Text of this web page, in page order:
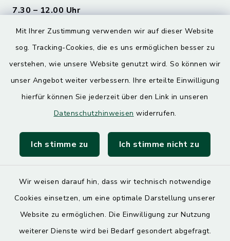
Mit Ihrer Zustimmung verwenden wir auf dieser Website
sog. Tracking-Cookies, die es uns ermöglichen besser zu
verstehen, wie unsere Website genutzt wird. So können wir
unser Angebot weiter verbessern. Ihre erteilte Einwilligung
hierfür können Sie jederzeit über den Link in unseren
Datenschutzhinweisen widerrufen.
Ich stimme zu Ich stimme nicht zu
Wir weisen darauf hin, dass wir technisch notwendige
Cookies einsetzen, um eine optimale Darstellung unserer
Website zu ermöglichen. Die Einwilligung zur Nutzung
weiterer Dienste wird bei Bedarf gesondert abgefragt.
7.30 – 12.00 Uhr
Donnerstag
7.30 – 12.00 Uhr
13.00 – 17.30 Uhr
Quicklinks
SoNNe e. V.